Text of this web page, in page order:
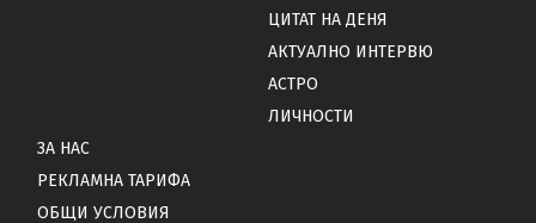
ЦИТАТ НА ДЕНЯ
АКТУАЛНО ИНТЕРВЮ
АСТРО
ЛИЧНОСТИ
ЗА НАС
РЕКЛАМНА ТАРИФА
ОБЩИ УСЛОВИЯ